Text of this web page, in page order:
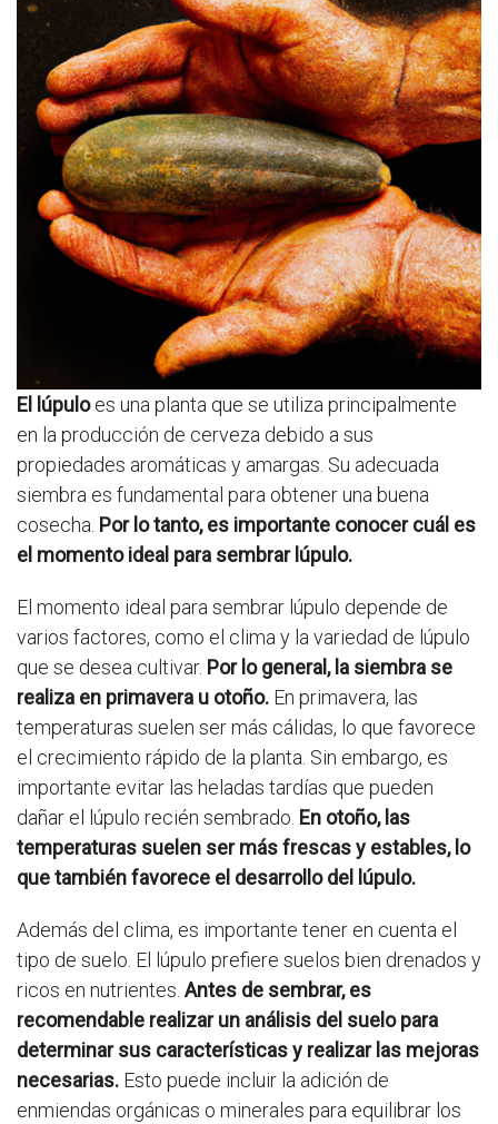
El lúpuloes una planta que se utiliza principalmente
en la producción de cerveza debido a sus
propiedades aromáticas y amargas. Su adecuada
siembra es fundamental para obtener una buena
cosecha. Por lo tanto, es importante conocer cuál es
el momento ideal para sembrar lúpulo.
El momento ideal para sembrar lúpulo depende de
varios factores, como el clima y la variedad de lúpulo
que se desea cultivar. Por lo general, la siembra se
realiza en primavera u otoño. En primavera, las
temperaturas suelen ser más cálidas, lo que favorece
el crecimiento rápido de la planta. Sin embargo, es
importante evitar las heladas tardías que pueden
dañar el lúpulo recién sembrado. En otoño, las
temperaturas suelen ser más frescas y estables, lo
que también favorece el desarrollo del lúpulo.
Además del clima, es importante tener en cuenta el
tipo de suelo. El lúpulo prefiere suelos bien drenados y
ricos en nutrientes. Antes de sembrar, es
recomendable realizar un análisis del suelo para
determinar sus características y realizar las mejoras
necesarias. Esto puede incluir la adición de
enmiendas orgánicas o minerales para equilibrar los